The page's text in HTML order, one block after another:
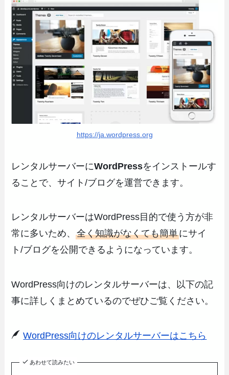
https://ja.wordpress.org
レンタルサーバーにWordPressをインストールす
ることで、サイト/ブログを運営できます。
レンタルサーバーはWordPress目的で使う方が非
常に多いため、全く知識がなくても簡単にサイ
ト/ブログを公開できるようになっています。
WordPress向けのレンタルサーバーは、以下の記
事に詳しくまとめているのでぜひご覧ください。
WordPress向けのレンタルサーバーはこちら
あわせて読みたい